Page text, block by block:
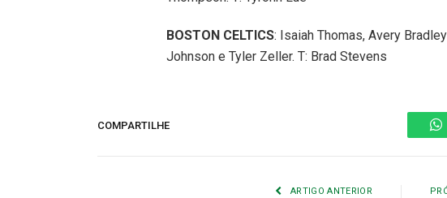
BOSTON CELTICS: Isaiah Thomas, Avery
Johnson e Tyler Zeller. T: Brad Stevens
COMPARTILHE
ARTIGO ANTERIOR